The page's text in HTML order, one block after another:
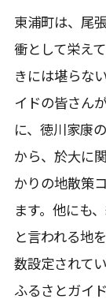
東浦町は、尾
衝として栄え
きには堪らな
イドの皆さん
に、徳川家康
から、於大に
かりの地散策
ます。他にも
と言われる地
数設定されてい
ふるさとガイ